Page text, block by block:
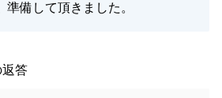
備して頂きました。
返答